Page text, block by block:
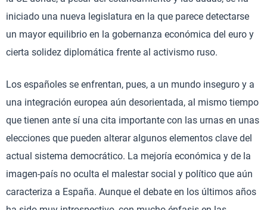
iniciado una nueva legislatura en la que parece detectarse
un mayor equilibrio en la gobernanza económica del euro y
cierta solidez diplomática frente al activismo ruso.
Los españoles se enfrentan, pues, a un mundo inseguro y a
una integración europea aún desorientada, al mismo tiempo
que tienen ante sí una cita importante con las urnas en unas
elecciones que pueden alterar algunos elementos clave del
actual sistema democrático. La mejoría económica y de la
imagen-país no oculta el malestar social y político que aún
caracteriza a España. Aunque el debate en los últimos años